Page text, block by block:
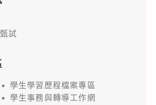
試
學生學習歷程檔案專區
學生事務與轉導工作網